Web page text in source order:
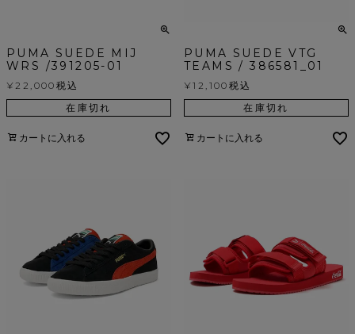
PUMA SUEDE MIJ
WRS /391205-01
¥ 22,000 税込
在庫切れ
カートに入れる
PUMA SUEDE VTG
TEAMS / 386581_01
¥12,100 税込
在庫切れ
カートに入れる